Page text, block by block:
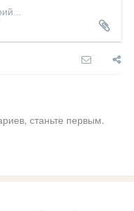
станьте первым.